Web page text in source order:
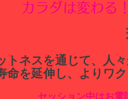
カラダは変わる
トネスを通じて、人
命を延伸し、よりワ
セッション中はお電